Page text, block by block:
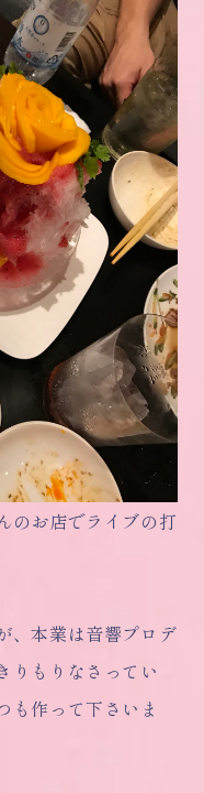
のお店でライブの打
、本業は音響プロデ
りもりなさってい
も作って下さいま